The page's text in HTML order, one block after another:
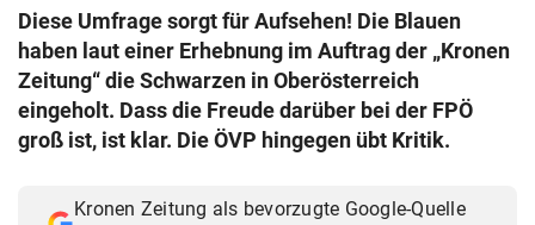
search
eingeben
© Krone Multimedia GmbH & Co KG 2026
Diese Umfrage sorgt für Aufsehen! Die Blauen
haben laut einer Erhebnung im Auftrag der „Kronen
Zeitung“ die Schwarzen in Oberösterreich
eingeholt. Dass die Freude darüber bei der FPÖ
groß ist, ist klar. Die ÖVP hingegen übt Kritik.
Kronen Zeitung als bevorzugte Google-Quelle